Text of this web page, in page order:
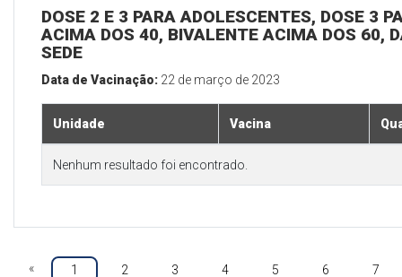
DOSE 2 E 3 PARA ADOLESCENTES, DOSE 3
ACIMA DOS 40, BIVALENTE ACIMA DOS 60,
SEDE
Data de Vacinação: 22 de março de 2023
Unidade Vacina
Nenhum resultado foi encontrado.
« 1 2 3 4 5 6 7